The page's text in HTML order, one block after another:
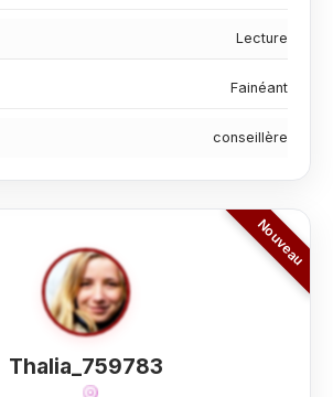
Lecture
Fainéant
conseillère
Thalia_759783